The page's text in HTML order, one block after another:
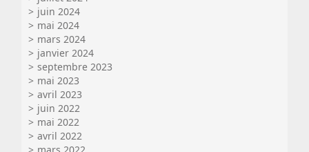
juin 2024
mai 2024
mars 2024
janvier 2024
septembre 2023
mai 2023
avril 2023
juin 2022
mai 2022
avril 2022